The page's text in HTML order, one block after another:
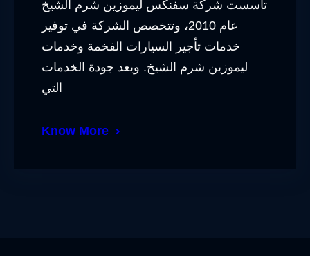
تأسست شركة سفنكس ليموزين شرم الشيخ
عام 2010، وتتخصص الشركة في توفير
خدمات تأجير السيارات الفخمة وخدمات
ليموزين شرم الشيخ. ويعد جودة الخدمات
التي
Know More